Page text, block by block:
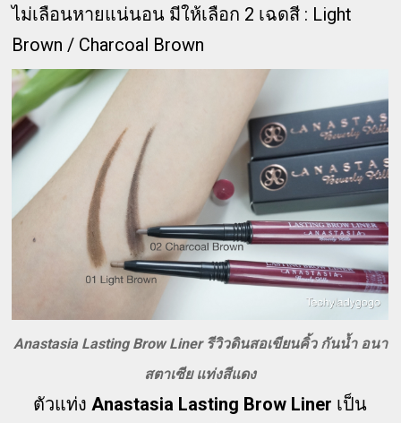
ไม่เลือนหายแน่นอน มีให้เลือก 2 เฉดสี : Light
Brown / Charcoal Brown
Anastasia Lasting Brow Liner รีวิวดินสอเขียนคิ้ว กันน้ำ อนา
สตาเซีย แท่งสีแดง
ตัวแท่งAnastasia Lasting Brow Liner เป็น